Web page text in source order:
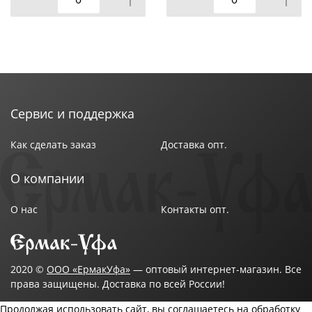
Сервис и поддержка
Как сделать заказ Доставка опт.
О компании
О нас Контакты опт.
2020 © ООО «ЕрмакУфа» — оптовый интернет-магазин. Все
права защищены. Доставка по всей России!
Продолжая использовать сайт, вы соглашаетесь на обработку